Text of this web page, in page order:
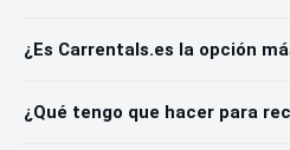
¿Es Carrentals.es la opción
¿Qué tengo que hacer para